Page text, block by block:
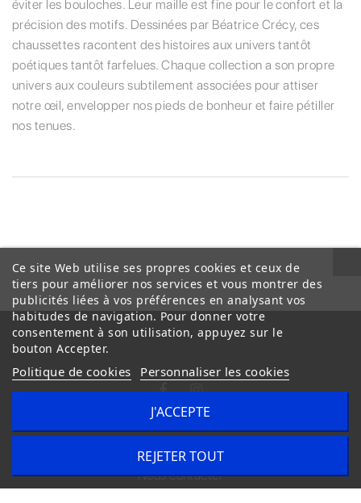
éviter les bouloches. Leur maille est fine pour le confort et la
précision des motifs. Dessinées par Béatrice Crécy, ces
chaussettes racontent des histoires aux univers tantôt
poétiques tantôt farfelues. Chaque collection a son propre
univers aux couleurs subtilement associées pour attiser
notre œil, envelopper nos pieds de bonheur et faire pétiller
nos tenues.
Conditions Générales de Vente
Nous contacter
Ce site Web utilise ses propres cookies et ceux de
tiers pour améliorer nos services et vous montrer des
publicités liées à vos préférences en analysant vos
habitudes de navigation. Pour donner votre
consentement à son utilisation, appuyez sur le
bouton Accepter.
Politique de cookies Personnaliser les cookies
REJETER TOUT
J'ACCEPTE